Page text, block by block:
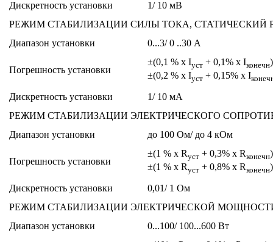
Дискретность установки
1/ 10 мВ
РЕЖИМ СТАБИЛИЗАЦИИ СИЛЫ ТОКА, СТАТИЧЕСКИЙ
Диапазон установки
0...3/ 0 ..30 А
Погрешность установки
±(0,1 % х Iуст + 0,1% х Iконечн
±(0,2 % х Iуст + 0,15% х I
Дискретность установки
1/ 10 мА
РЕЖИМ СТАБИЛИЗАЦИИ ЭЛЕКТРИЧЕСКОГО
Диапазон установки
до 100 Ом/ до 4 кОм
Погрешность установки
±(1 % х Rуст + 0,3% х Rконечн
±(1 % х Rуст + 0,8% х Rконечн
Дискретность установки
0,01/ 1 Ом
РЕЖИМ СТАБИЛИЗАЦИИ ЭЛЕКТРИЧЕСКОЙ
Диапазон установки
0...100/ 100...600 Вт